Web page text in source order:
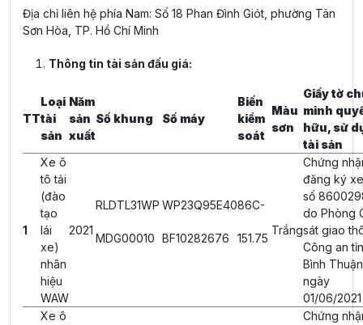
Địa chỉ liên hệ phía Nam: Số 18 Phan Đình Giót, phường Tân
Sơn Hòa, TP. Hồ Chí Minh
Thông tin tài sản đấu giá:
TT
Loại
tài
sản
Năm
sản
xuất
Số khung Số máy
Biến
kiểm
soát
Màu
sơn
Giấy tờ
minh
hữu, sử
tài sản
1
Xe ô
tô tải
(đào
tạo
lái
xe)
nhãn
hiệu
WAW
2021
RLDTL31WP
MDG00010
WP23Q95E40
BF10282676
86C-
151.75
Trắng
Chứng
đăng ký
số
do Phòng
sát giao
Công an
Bình
ngày
01/06/2021
Xe ô
Chứng